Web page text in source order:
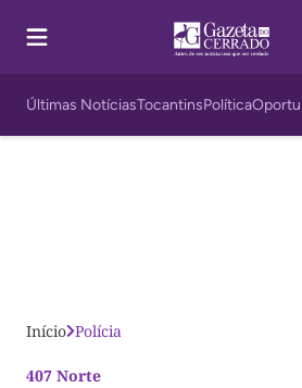
Últimas NotíciasTocantinsPolítica
Início Polícia
407 Norte